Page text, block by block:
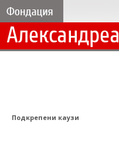
Подкрепени каузи